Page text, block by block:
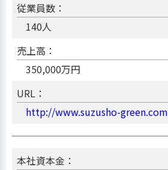
従業員数：
140人
売上高：
350,000万円
URL：
http://www.suzusho-green.com
本社資本金：